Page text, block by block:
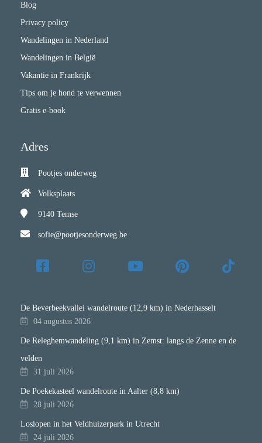
Blog
Privacy policy
Wandelingen in Nederland
Wandelingen in België
Vakantie in Frankrijk
Tips om je hond te verwennen
Gratis e-book
Adres
Pootjes onderweg
Volksplaats
9140 Temse
sofie@pootjesonderweg.be
De Beverbeekvallei wandelroute (12,9 km) in Nederhasselt
04 augustus 2026
De Releghemwandeling (9,1 km) in Zemst: langs de Zenne en de
velden
31 juli 2026
De Poekekasteel wandelroute in Aalter (8,8 km)
28 juli 2026
Loslopen in het Veldhuizerpark in Utrecht
24 juli 2026